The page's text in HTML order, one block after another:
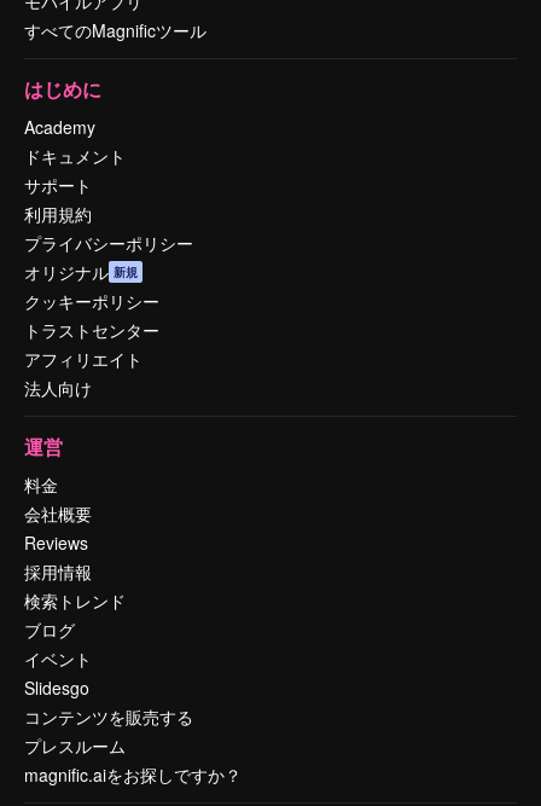
すべてのMagnificツール
はじめに
Academy
ドキュメント
サポート
利用規約
プライバシーポリシー
オリジナル 新規
クッキーポリシー
トラストセンター
アフィリエイト
法人向け
運営
料金
会社概要
Reviews
採用情報
検索トレンド
ブログ
イベント
Slidesgo
コンテンツを販売する
プレスルーム
magnific.aiをお探しですか？